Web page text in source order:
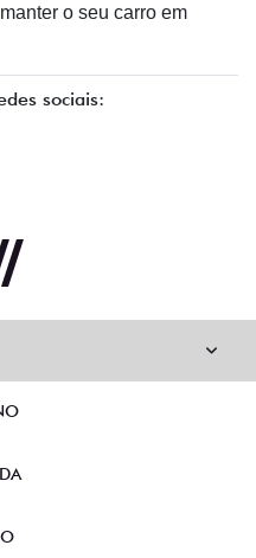
o seu carro em
sociais: